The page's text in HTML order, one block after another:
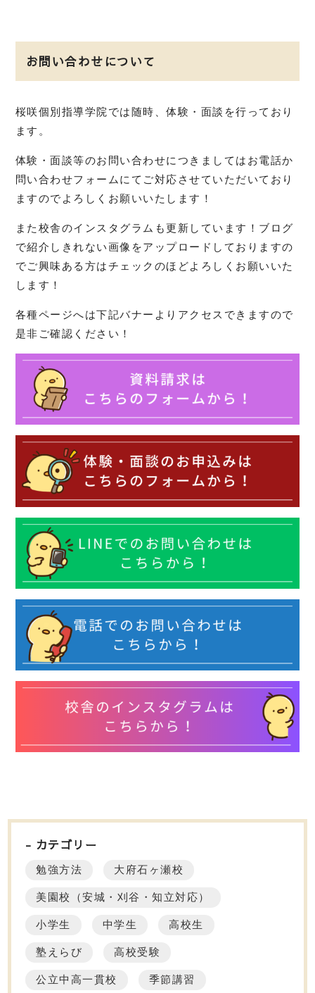
お問い合わせについて
桜咲個別指導学院では随時、体験・面談を行っており
ます。
体験・面談等のお問い合わせにつきましてはお電話か
問い合わせフォームにてご対応させていただいており
ますのでよろしくお願いいたします！
また校舎のインスタグラムも更新しています！ ブログ
で紹介しきれない画像をアップロードしておりますの
でご興味ある方はチェックのほどよろしくお願いいた
します！
各種ページへは下記バナーよりアクセスできますので
是非ご確認ください！
カテゴリー
勉強方法 大府石ヶ瀬校
美園校（安城・刈谷・知立対応）
小学生 中学生 高校生
塾えらび 高校受験
公立中高一貫校 季節講習